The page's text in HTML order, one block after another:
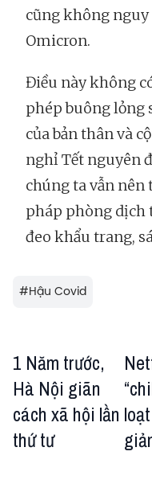
cũng không
Omicron.
Điều này không
phép buông lỏng
của bản thân và
nghỉ Tết nguyên
chúng ta vẫn
pháp phòng dịch
đeo khẩu trang,
#Hậu Covid
1 Năm trước,
Hà Nội giãn
cách xã hội lần
thứ tư